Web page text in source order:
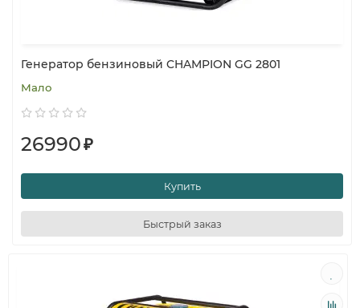
Генератор бензиновый CHAMPION GG 2801
Мало
26990₽
Купить
Быстрый заказ